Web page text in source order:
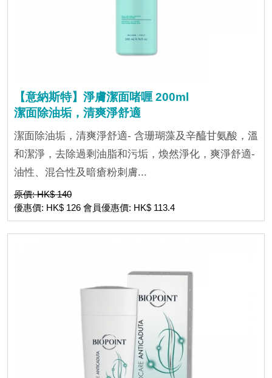
【意納斯特】淨膚潔面啫喱 200ml
潔面除油垢，清爽淨舒適
潔面除油垢，清爽淨舒適- 含珊瑚藻及辛醯甘氨酸，溫
和潔淨，去除過剩油脂和污垢，煥然淨化，爽淨舒適-
油性、混合性及暗瘡粉刺膚...
原價: HK$ 140
優惠價: HK$ 126 會員優惠價: HK$ 113.4